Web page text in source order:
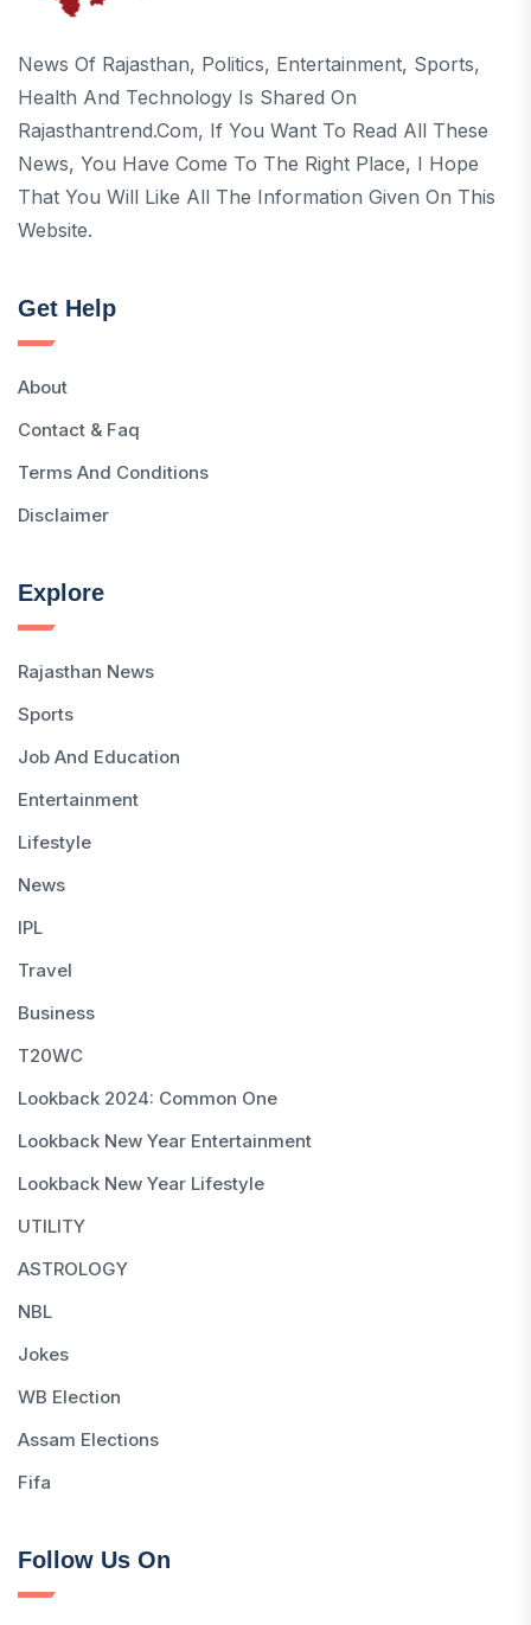
News Of Rajasthan, Politics, Entertainment, Sports,
Health And Technology Is Shared On
Rajasthantrend.com, If You Want To Read All These
News, You Have Come To The Right Place, I Hope
That You Will Like All The Information Given On This
Website.
Get Help
About
Contact & Faq
Terms And Conditions
Disclaimer
Explore
Rajasthan News
Sports
Job And Education
Entertainment
Lifestyle
News
IPL
Travel
Business
T20WC
Lookback 2024: Common One
Lookback New Year Entertainment
Lookback New Year Lifestyle
UTILITY
ASTROLOGY
NBL
Jokes
WB Election
Assam Elections
Fifa
Follow Us On